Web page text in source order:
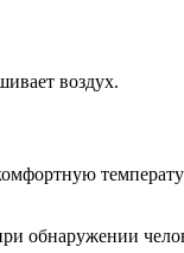
воздух.
обнаружении